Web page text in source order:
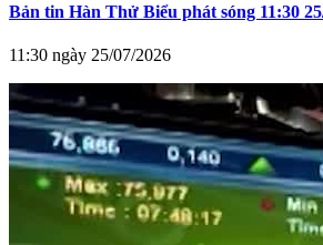
Bản tin Hàn Thử Biểu phát sóng 11:30
11:30 ngày 25/07/2026